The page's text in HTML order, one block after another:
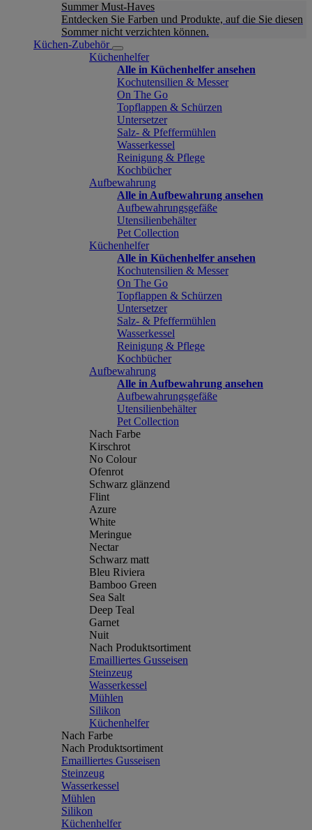
Summer Must-Haves
Entdecken Sie Farben und Produkte, auf die Sie diesen
Sommer nicht verzichten können.
Küchen-Zubehör
Küchenhelfer
Alle in Küchenhelfer ansehen
Kochutensilien & Messer
On The Go
Topflappen & Schürzen
Untersetzer
Salz- & Pfeffermühlen
Wasserkessel
Reinigung & Pflege
Kochbücher
Aufbewahrung
Alle in Aufbewahrung ansehen
Aufbewahrungsgefäße
Utensilienbehälter
Pet Collection
Küchenhelfer
Alle in Küchenhelfer ansehen
Kochutensilien & Messer
On The Go
Topflappen & Schürzen
Untersetzer
Salz- & Pfeffermühlen
Wasserkessel
Reinigung & Pflege
Kochbücher
Aufbewahrung
Alle in Aufbewahrung ansehen
Aufbewahrungsgefäße
Utensilienbehälter
Pet Collection
Nach Farbe
Kirschrot
No Colour
Ofenrot
Schwarz glänzend
Flint
Azure
White
Meringue
Nectar
Schwarz matt
Bleu Riviera
Bamboo Green
Sea Salt
Deep Teal
Garnet
Nuit
Nach Produktsortiment
Emailliertes Gusseisen
Steinzeug
Wasserkessel
Mühlen
Silikon
Küchenhelfer
Nach Farbe
Nach Produktsortiment
Emailliertes Gusseisen
Steinzeug
Wasserkessel
Mühlen
Silikon
Küchenhelfer